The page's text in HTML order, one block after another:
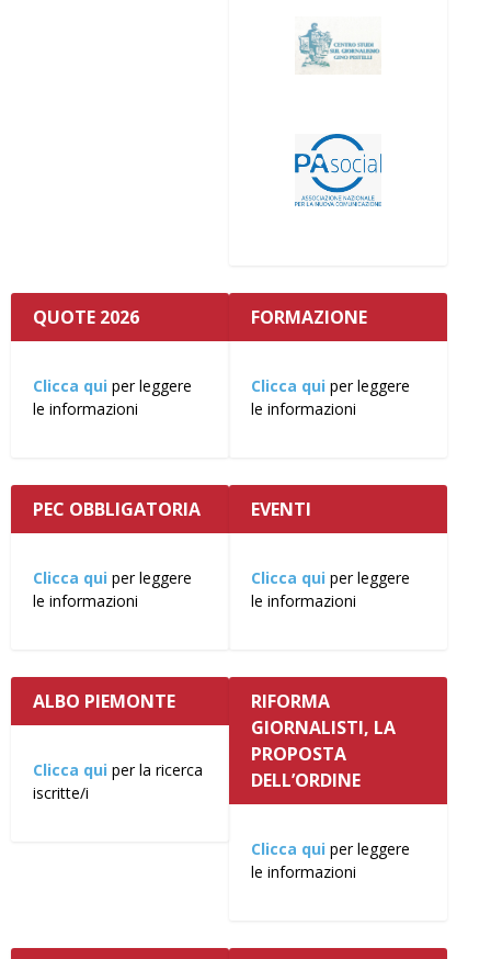
QUOTE 2026
Clicca qui per leggere
le informazioni
FORMAZIONE
Clicca qui per leggere
le informazioni
PEC OBBLIGATORIA
Clicca qui per leggere
le informazioni
EVENTI
Clicca qui per leggere
le informazioni
ALBO PIEMONTE
Clicca qui per la ricerca
iscritte/i
RIFORMA
GIORNALISTI, LA
PROPOSTA
DELL’ORDINE
Clicca qui per leggere
le informazioni